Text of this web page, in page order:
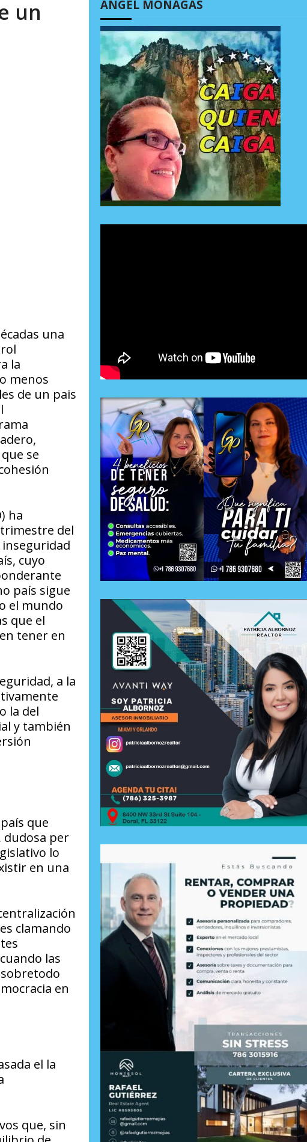
un
una
la
menos
de un pais
se
ha
del
inseguridad
cuyo
país sigue
el mundo
que el
tener en
a la
la del
y también
que
dudosa per
lo
en una
clamando
las
en
el la
que, sin
ÁNGEL MONAGAS